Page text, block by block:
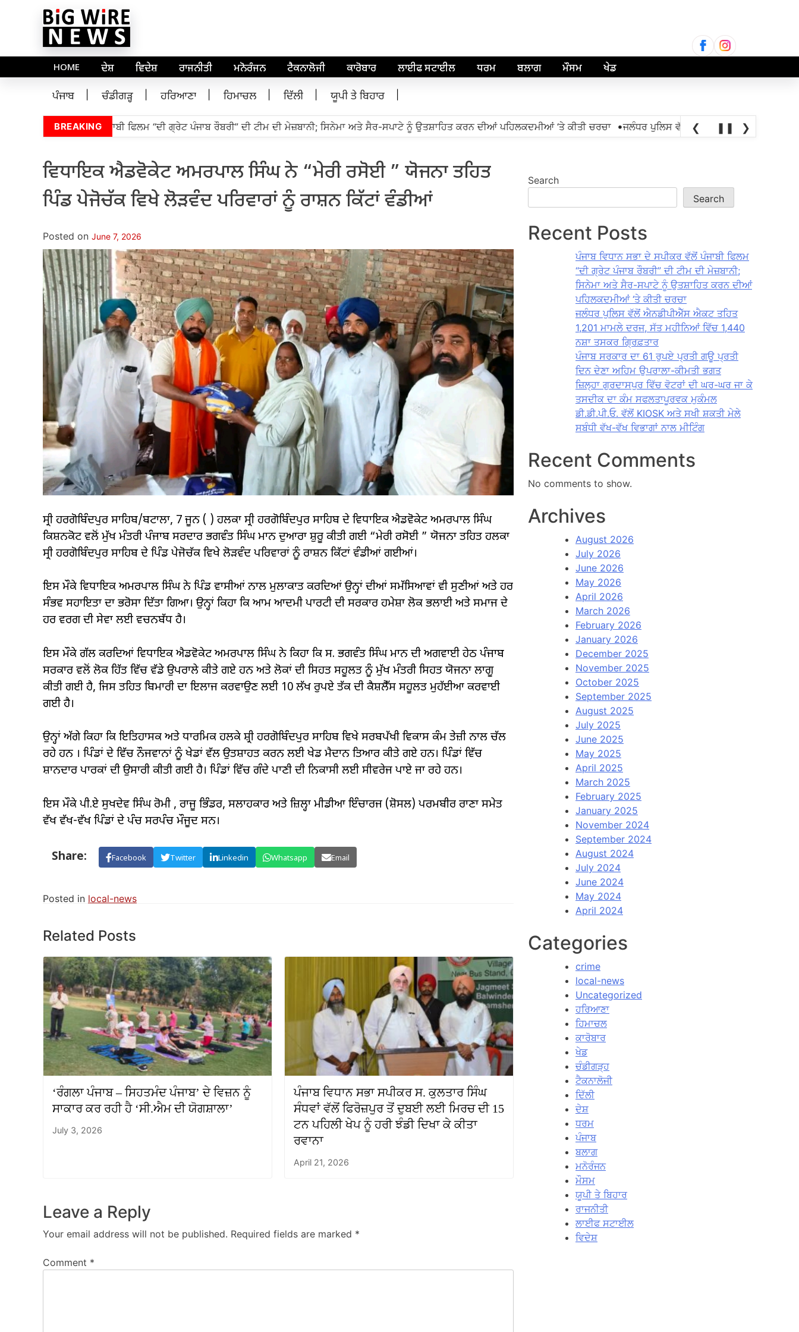
for:
HOME ਦੇਸ਼ ਵਿਦੇਸ਼ ਰਾਜਨੀਤੀ ਮਨੋਰੰਜਨ ਟੈਕਨਾਲੋਜੀ ਕਾਰੋਬਾਰ ਲਾਈਫ ਸਟਾਈਲ ਧਰਮ ਬਲਾਗ ਮੌਸਮ ਖੇਡ
ਪੰਜਾਬ ਚੰਡੀਗੜ੍ਹ ਹਰਿਆਣਾ ਹਿਮਾਚਲ ਦਿੱਲੀ ਯੂਪੀ ਤੇ ਬਿਹਾਰ
BREAKING
ਸਭਾ ਦੇ ਸਪੀਕਰ ਵੱਲੋਂ ਪੰਜਾਬੀ ਫਿਲਮ “ਦੀ ਗ੍ਰੇਟ ਪੰਜਾਬ ਰੌਬਰੀ” ਦੀ ਟੀਮ ਦੀ ਮੇਜ਼ਬਾਨੀ; ਸਿਨੇਮਾ ਅਤੇ ਸੈਰ-ਸਪਾਟੇ ਨੂੰ ਉਤਸ਼ਾਹਿਤ ਕਰਨ ਦੀਆਂ ਪਹਿਲਕਦਮੀਆਂ ‘ਤੇ ਕੀਤੀ ਚਰਚਾ •ਜਲੰਧਰ ਪੁਲਿਸ ਵੱਲੋਂ ਐਨਡੀਪੀਐੱਸ ਐਕਟ ਤਹਿਤ 1,201
❮ ❚❚ ❯
ਵਿਧਾਇਕ ਐਡਵੋਕੇਟ ਅਮਰਪਾਲ ਸਿੰਘ ਨੇ “ਮੇਰੀ ਰਸੋਈ ” ਯੋਜਨਾ ਤਹਿਤ
ਪਿੰਡ ਪੇਜੋਚੱਕ ਵਿਖੇ ਲੋੜਵੰਦ ਪਰਿਵਾਰਾਂ ਨੂੰ ਰਾਸ਼ਨ ਕਿੱਟਾਂ ਵੰਡੀਆਂ
Posted on June 7, 2026
ਸ੍ਰੀ ਹਰਗੋਬਿੰਦਪੁਰ ਸਾਹਿਬ/ਬਟਾਲਾ, 7 ਜੂਨ ( ) ਹਲਕਾ ਸ੍ਰੀ ਹਰਗੋਬਿੰਦਪੁਰ ਸਾਹਿਬ ਦੇ ਵਿਧਾਇਕ ਐਡਵੋਕੇਟ ਅਮਰਪਾਲ ਸਿੰਘ
ਕਿਸ਼ਨਕੋਟ ਵਲੋਂ ਮੁੱਖ ਮੰਤਰੀ ਪੰਜਾਬ ਸਰਦਾਰ ਭਗਵੰਤ ਸਿੰਘ ਮਾਨ ਦੁਆਰਾ ਸ਼ੁਰੂ ਕੀਤੀ ਗਈ “ਮੇਰੀ ਰਸੋਈ ” ਯੋਜਨਾ ਤਹਿਤ ਹਲਕਾ
ਸ੍ਰੀ ਹਰਗੋਬਿੰਦਪੁਰ ਸਾਹਿਬ ਦੇ ਪਿੰਡ ਪੇਜੋਚੱਕ ਵਿਖੇ ਲੋੜਵੰਦ ਪਰਿਵਾਰਾਂ ਨੂੰ ਰਾਸ਼ਨ ਕਿੱਟਾਂ ਵੰਡੀਆਂ ਗਈਆਂ।
ਇਸ ਮੌਕੇ ਵਿਧਾਇਕ ਅਮਰਪਾਲ ਸਿੰਘ ਨੇ ਪਿੰਡ ਵਾਸੀਆਂ ਨਾਲ ਮੁਲਾਕਾਤ ਕਰਦਿਆਂ ਉਨ੍ਹਾਂ ਦੀਆਂ ਸਮੱਸਿਆਵਾਂ ਵੀ ਸੁਣੀਆਂ ਅਤੇ ਹਰ
ਸੰਭਵ ਸਹਾਇਤਾ ਦਾ ਭਰੋਸਾ ਦਿੱਤਾ ਗਿਆ। ਉਨ੍ਹਾਂ ਕਿਹਾ ਕਿ ਆਮ ਆਦਮੀ ਪਾਰਟੀ ਦੀ ਸਰਕਾਰ ਹਮੇਸ਼ਾ ਲੋਕ ਭਲਾਈ ਅਤੇ ਸਮਾਜ ਦੇ
ਹਰ ਵਰਗ ਦੀ ਸੇਵਾ ਲਈ ਵਚਨਬੱਧ ਹੈ।
ਇਸ ਮੌਕੇ ਗੱਲ ਕਰਦਿਆਂ ਵਿਧਾਇਕ ਐਡਵੋਕੇਟ ਅਮਰਪਾਲ ਸਿੰਘ ਨੇ ਕਿਹਾ ਕਿ ਸ. ਭਗਵੰਤ ਸਿੰਘ ਮਾਨ ਦੀ ਅਗਵਾਈ ਹੇਠ ਪੰਜਾਬ
ਸਰਕਾਰ ਵਲੋਂ ਲੋਕ ਹਿੱਤ ਵਿੱਚ ਵੱਡੇ ਉਪਰਾਲੇ ਕੀਤੇ ਗਏ ਹਨ ਅਤੇ ਲੋਕਾਂ ਦੀ ਸਿਹਤ ਸਹੂਲਤ ਨੂੰ ਮੁੱਖ ਮੰਤਰੀ ਸਿਹਤ ਯੋਜਨਾ ਲਾਗੂ
ਕੀਤੀ ਗਈ ਹੈ, ਜਿਸ ਤਹਿਤ ਬਿਮਾਰੀ ਦਾ ਇਲਾਜ ਕਰਵਾਉਣ ਲਈ 10 ਲੱਖ ਰੁਪਏ ਤੱਕ ਦੀ ਕੈਸ਼ਲੈੱਸ ਸਹੂਲਤ ਮੁਹੱਈਆ ਕਰਵਾਈ
ਗਈ ਹੈ।
ਉਨ੍ਹਾਂ ਅੱਗੇ ਕਿਹਾ ਕਿ ਇਤਿਹਾਸਕ ਅਤੇ ਧਾਰਮਿਕ ਹਲਕੇ ਸ਼੍ਰੀ ਹਰਗੋਬਿੰਦਪੁਰ ਸਾਹਿਬ ਵਿਖੇ ਸਰਬਪੱਖੀ ਵਿਕਾਸ ਕੰਮ ਤੇਜ਼ੀ ਨਾਲ ਚੱਲ
ਰਹੇ ਹਨ । ਪਿੰਡਾਂ ਦੇ ਵਿੱਚ ਨੌਜਵਾਨਾਂ ਨੂੰ ਖੇਡਾਂ ਵੱਲ ਉਤਸ਼ਾਹਤ ਕਰਨ ਲਈ ਖੇਡ ਮੈਦਾਨ ਤਿਆਰ ਕੀਤੇ ਗਏ ਹਨ। ਪਿੰਡਾਂ ਵਿੱਚ
ਸ਼ਾਨਦਾਰ ਪਾਰਕਾਂ ਦੀ ਉਸਾਰੀ ਕੀਤੀ ਗਈ ਹੈ। ਪਿੰਡਾਂ ਵਿੱਚ ਗੰਦੇ ਪਾਣੀ ਦੀ ਨਿਕਾਸੀ ਲਈ ਸੀਵਰੇਜ ਪਾਏ ਜਾ ਰਹੇ ਹਨ।
ਇਸ ਮੌਕੇ ਪੀ.ਏ ਸੁਖਦੇਵ ਸਿੰਘ ਰੋਮੀ , ਰਾਜੂ ਭਿੰਡਰ, ਸਲਾਹਕਾਰ ਅਤੇ ਜ਼ਿਲ੍ਹਾ ਮੀਡੀਆ ਇੰਚਾਰਜ (ਸ਼ੋਸਲ) ਪਰਮਬੀਰ ਰਾਣਾ ਸਮੇਤ
ਵੱਖ ਵੱਖ-ਵੱਖ ਪਿੰਡਾਂ ਦੇ ਪੰਚ ਸਰਪੰਚ ਮੌਜੂਦ ਸਨ।
Share: Facebook Twitter Linkedin Whatsapp Email
Posted in local-news
Related Posts
‘ਰੰਗਲਾ ਪੰਜਾਬ – ਸਿਹਤਮੰਦ ਪੰਜਾਬ’ ਦੇ ਵਿਜ਼ਨ ਨੂੰ
ਸਾਕਾਰ ਕਰ ਰਹੀ ਹੈ ‘ਸੀ.ਐਮ ਦੀ ਯੋਗਸ਼ਾਲਾ’
July 3, 2026
ਪੰਜਾਬ ਵਿਧਾਨ ਸਭਾ ਸਪੀਕਰ ਸ. ਕੁਲਤਾਰ ਸਿੰਘ
ਸੰਧਵਾਂ ਵੱਲੋਂ ਫਿਰੋਜ਼ਪੁਰ ਤੋਂ ਦੁਬਈ ਲਈ ਮਿਰਚ ਦੀ 15
ਟਨ ਪਹਿਲੀ ਖੇਪ ਨੂੰ ਹਰੀ ਝੰਡੀ ਦਿਖਾ ਕੇ ਕੀਤਾ
ਰਵਾਨਾ
April 21, 2026
Leave a Reply
Your email address will not be published. Required fields are marked *
Comment *
Search
Search
Recent Posts
ਪੰਜਾਬ ਵਿਧਾਨ ਸਭਾ ਦੇ ਸਪੀਕਰ ਵੱਲੋਂ ਪੰਜਾਬੀ ਫਿਲਮ
“ਦੀ ਗ੍ਰੇਟ ਪੰਜਾਬ ਰੌਬਰੀ” ਦੀ ਟੀਮ ਦੀ ਮੇਜ਼ਬਾਨੀ;
ਸਿਨੇਮਾ ਅਤੇ ਸੈਰ-ਸਪਾਟੇ ਨੂੰ ਉਤਸ਼ਾਹਿਤ ਕਰਨ ਦੀਆਂ
ਪਹਿਲਕਦਮੀਆਂ ‘ਤੇ ਕੀਤੀ ਚਰਚਾ
ਜਲੰਧਰ ਪੁਲਿਸ ਵੱਲੋਂ ਐਨਡੀਪੀਐੱਸ ਐਕਟ ਤਹਿਤ
1,201 ਮਾਮਲੇ ਦਰਜ, ਸੱਤ ਮਹੀਨਿਆਂ ਵਿੱਚ 1,440
ਨਸ਼ਾ ਤਸਕਰ ਗ੍ਰਿਫ਼ਤਾਰ
ਪੰਜਾਬ ਸਰਕਾਰ ਦਾ 61 ਰੁਪਏ ਪ੍ਰਤੀ ਗਊ ਪ੍ਰਤੀ
ਦਿਨ ਦੇਣਾ ਅਹਿਮ ਉਪਰਾਲਾ-ਕੀਮਤੀ ਭਗਤ
ਜ਼ਿਲ੍ਹਾ ਗੁਰਦਾਸਪੁਰ ਵਿੱਚ ਵੋਟਰਾਂ ਦੀ ਘਰ-ਘਰ ਜਾ ਕੇ
ਤਸਦੀਕ ਦਾ ਕੰਮ ਸਫਲਤਾਪੂਰਵਕ ਮੁਕੰਮਲ
ਡੀ.ਡੀ.ਪੀ.ਓ. ਵੱਲੋਂ KIOSK ਅਤੇ ਸਖੀ ਸ਼ਕਤੀ ਮੇਲੇ
ਸਬੰਧੀ ਵੱਖ-ਵੱਖ ਵਿਭਾਗਾਂ ਨਾਲ ਮੀਟਿੰਗ
Recent Comments
No comments to show.
Archives
August 2026
July 2026
June 2026
May 2026
April 2026
March 2026
February 2026
January 2026
December 2025
November 2025
October 2025
September 2025
August 2025
July 2025
June 2025
May 2025
April 2025
March 2025
February 2025
January 2025
November 2024
September 2024
August 2024
July 2024
June 2024
May 2024
April 2024
Categories
crime
local-news
Uncategorized
ਹਰਿਆਣਾ
ਹਿਮਾਚਲ
ਕਾਰੋਬਾਰ
ਖੇਡ
ਚੰਡੀਗੜ੍ਹ
ਟੈਕਨਾਲੋਜੀ
ਦਿੱਲੀ
ਦੇਸ਼
ਧਰਮ
ਪੰਜਾਬ
ਬਲਾਗ
ਮਨੋਰੰਜਨ
ਮੌਸਮ
ਯੂਪੀ ਤੇ ਬਿਹਾਰ
ਰਾਜਨੀਤੀ
ਲਾਈਫ ਸਟਾਈਲ
ਵਿਦੇਸ਼